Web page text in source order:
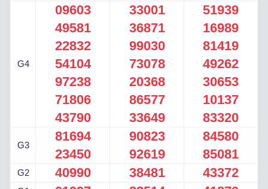
G4
09603
49581
22832
54104
97238
71806
43790
33001
36871
99030
73078
20368
86577
33649
51939
16989
81419
49262
30653
10137
83320
G3
81694
23450
90823
92619
84580
85081
G2 40990 38481 43372